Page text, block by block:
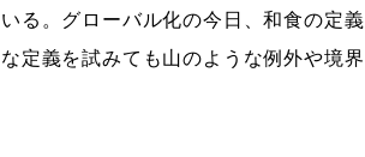
る。グローバル化の今日、和食の定義
定義を試みても山のような例外や境界